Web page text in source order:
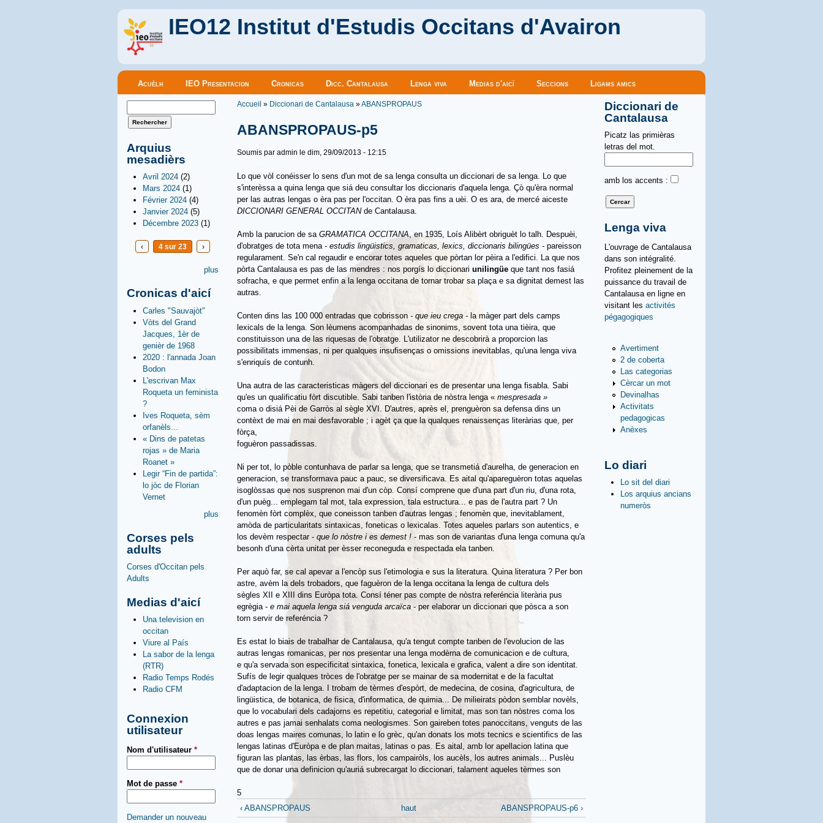
IEO12 Institut d'Estudis Occitans d'Avairon
Menu principal
Acuèlh IEO Presentacion Cronicas Dicc. Cantalausa Lenga viva Medias d'aicí Seccions Ligams amics
Formulaire de recherche
Arquius
mesadièrs
Avril 2024 (2)
Mars 2024 (1)
Février 2024 (4)
Janvier 2024 (5)
Décembre 2023 (1)
‹ 4 sur 23 ›
plus
Cronicas d'aicí
Carles "Sauvajòt"
Vòts del Grand
Jacques, 1èr de
genièr de 1968
2020 : l'annada Joan
Bodon
L'escrivan Max
Roqueta un feminista
?
Ives Roqueta, sèm
orfanèls...
« Dins de patetas
rojas » de Maria
Roanet »
Legir “Fin de partida”:
lo jòc de Florian
Vernet
plus
Corses pels
adults
Corses d'Occitan pels
Adults
Medias d'aicí
Una television en
occitan
Viure al País
La sabor de la lenga
(RTR)
Radio Temps Rodés
Radio CFM
Connexion
utilisateur
Nom d'utilisateur *
Mot de passe *
Demander un nouveau
Vous êtes ici
Accueil » Diccionari de Cantalausa »ABANSPROPAUS
ABANSPROPAUS-p5
Soumis par admin le dim, 29/09/2013 - 12:15
Lo que vòl conéisser lo sens d'un mot de sa lenga consulta un diccionari de sa lenga. Lo que
s'interèssa a quina lenga que siá deu consultar los diccionaris d'aquela lenga. Çò qu'èra normal
per las autras lengas o èra pas per l'occitan. O èra pas fins a uèi. O es ara, de mercé aiceste
DICCIONARI GENERAL OCCITAN de Cantalausa.
Amb la parucion de sa GRAMATICA OCCITANA, en 1935, Loís Alibèrt obriguèt lo talh. Despuèi,
d'obratges de tota mena - estudis lingüistics, gramaticas, lexics, diccionaris bilingües - pareisson
regularament. Se'n cal regaudir e encorar totes aqueles que pòrtan lor pèira a l'edifici. La que nos
pòrta Cantalausa es pas de las mendres : nos porgís lo diccionari unilingüe que tant nos fasiá
sofracha, e que permet enfin a la lenga occitana de tornar trobar sa plaça e sa dignitat demest las
autras.
Conten dins las 100 000 entradas que cobrisson - que ieu crega - la màger part dels camps
lexicals de la lenga. Son lèumens acompanhadas de sinonims, sovent tota una tièira, que
constituisson una de las riquesas de l'obratge. L'utilizator ne descobrirà a proporcion las
possibilitats immensas, ni per qualques insufisenças o omissions inevitablas, qu'una lenga viva
s'enriquís de contunh.
Una autra de las caracteristicas màgers del diccionari es de presentar una lenga fisabla. Sabi
qu'es un qualificatiu fòrt discutible. Sabi tanben l'istòria de nòstra lenga « mespresada »
coma o disiá Pèi de Garròs al sègle XVI. D'autres, après el, prenguèron sa defensa dins un
contèxt de mai en mai desfavorable ; i agèt ça que la qualques renaissenças literàrias que, per
fòrça,
foguèron passadissas.
Ni per tot, lo pòble contunhava de parlar sa lenga, que se transmetiá d'aurelha, de generacion en
generacion, se transformava pauc a pauc, se diversificava. Es aital qu'apareguèron totas aquelas
isoglòssas que nos susprenon mai d'un còp. Consí comprene que d'una part d'un riu, d'una rota,
d'un puèg... emplegam tal mot, tala expression, tala estructura... e pas de l'autra part ? Un
fenomèn fòrt complèx, que coneisson tanben d'autras lengas ; fenomèn que, inevitablament,
amòda de particularitats sintaxicas, foneticas o lexicalas. Totes aqueles parlars son autentics, e
los devèm respectar - que lo nòstre i es demest ! - mas son de variantas d'una lenga comuna qu'a
besonh d'una cèrta unitat per èsser reconeguda e respectada ela tanben.
Per aquò far, se cal apevar a l'encòp sus l'etimologia e sus la literatura. Quina literatura ? Per bon
astre, avèm la dels trobadors, que faguèron de la lenga occitana la lenga de cultura dels
sègles XII e XIII dins Euròpa tota. Consí téner pas compte de nòstra referéncia literària pus
egrègia - e mai aquela lenga siá venguda arcaïca - per elaborar un diccionari que pòsca a son
torn servir de referéncia ?
Es estat lo biais de trabalhar de Cantalausa, qu'a tengut compte tanben de l'evolucion de las
autras lengas romanicas, per nos presentar una lenga modèrna de comunicacion e de cultura,
e qu'a servada son especificitat sintaxica, fonetica, lexicala e grafica, valent a dire son identitat.
Sufís de legir qualques tròces de l'obratge per se mainar de sa modernitat e de la facultat
d'adaptacion de la lenga. I trobam de tèrmes d'espòrt, de medecina, de cosina, d'agricultura, de
lingüistica, de botanica, de fisica, d'informatica, de quimia... De milieirats pòdon semblar novèls,
que lo vocabulari dels cadajorns es repetitiu, categorial e limitat, mas son tan nòstres coma los
autres e pas jamai senhalats coma neologismes. Son gaireben totes panoccitans, venguts de las
doas lengas maires comunas, lo latin e lo grèc, qu'an donats los mots tecnics e scientifics de las
lengas latinas d'Euròpa e de plan maitas, latinas o pas. Es aital, amb lor apellacion latina que
figuran las plantas, las èrbas, las flors, los campairòls, los aucèls, los autres animals... Puslèu
que de donar una definicion qu'auriá subrecargat lo diccionari, talament aqueles tèrmes son
5
‹ ABANSPROPAUS
haut ABANSPROPAUS-p6 ›
Diccionari de
Cantalausa
Picatz las primièras
letras del mot.
amb los accents :
Lenga viva
L'ouvrage de Cantalausa
dans son intégralité.
Profitez pleinement de la
puissance du travail de
Cantalausa en ligne en
visitant les activités
pégagogiques
Avertiment
2 de coberta
Las categorias
Cèrcar un mot
Devinalhas
Activitats
pedagogicas
Anèxes
Lo diari
Lo sit del diari
Los arquius ancians
numeròs